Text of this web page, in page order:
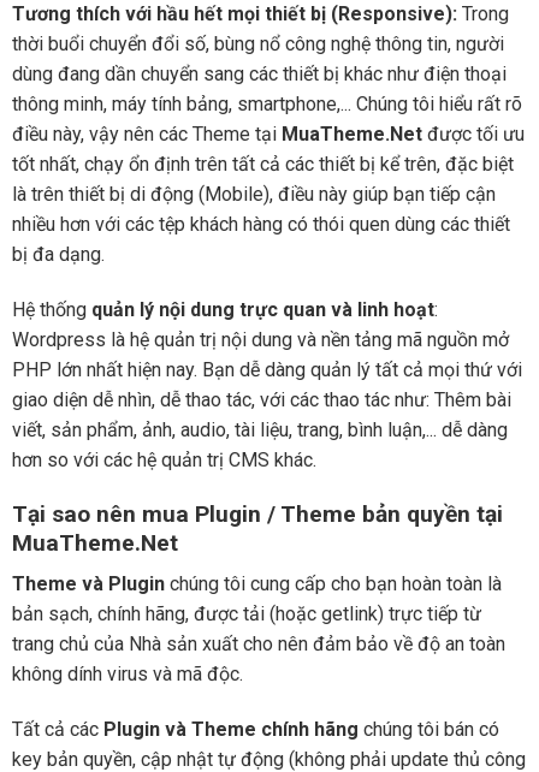
Tương thích với hầu hết mọi thiết bị (Responsive): Trong
thời buổi chuyển đổi số, bùng nổ công nghệ thông tin, người
dùng đang dần chuyển sang các thiết bị khác như điện thoại
thông minh, máy tính bảng, smartphone,... Chúng tôi hiểu rất rõ
điều này, vậy nên các Theme tại MuaTheme.Net được tối ưu
tốt nhất, chạy ổn định trên tất cả các thiết bị kể trên, đặc biệt
là trên thiết bị di động (Mobile), điều này giúp bạn tiếp cận
nhiều hơn với các tệp khách hàng có thói quen dùng các thiết
bị đa dạng.
Hệ thống quản lý nội dung trực quan và linh hoạt:
Wordpress là hệ quản trị nội dung và nền tảng mã nguồn mở
PHP lớn nhất hiện nay. Bạn dễ dàng quản lý tất cả mọi thứ với
giao diện dễ nhìn, dễ thao tác, với các thao tác như: Thêm bài
viết, sản phẩm, ảnh, audio, tài liệu, trang, bình luận,... dễ dàng
hơn so với các hệ quản trị CMS khác.
Tại sao nên mua Plugin / Theme bản quyền tại
MuaTheme.Net
Theme và Plugin chúng tôi cung cấp cho bạn hoàn toàn là
bản sạch, chính hãng, được tải (hoặc getlink) trực tiếp từ
trang chủ của Nhà sản xuất cho nên đảm bảo về độ an toàn
không dính virus và mã độc.
Tất cả các Plugin và Theme chính hãng chúng tôi bán có
key bản quyền, cập nhật tự động (không phải update thủ công